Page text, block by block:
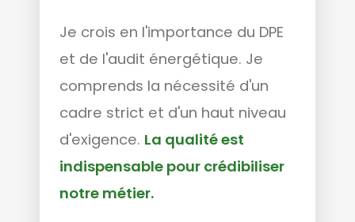
Je crois en l'importance du DPE
et de l'audit énergétique. Je
comprends la nécessité d'un
cadre strict et d'un haut niveau
d'exigence. La qualité est
indispensable pour crédibiliser
notre métier.